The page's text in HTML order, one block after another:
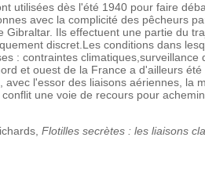
utilisées dès l'été 1940 pour faire
avec la complicité des pêcheurs
Gibraltar. Ils effectuent une partie du
discret.Les conditions dans
: contraintes
et ouest de la France a d'ailleurs
avec l'essor des liaisons aériennes, la
une voie de recours pour
Flotilles secrètes : les liaisons